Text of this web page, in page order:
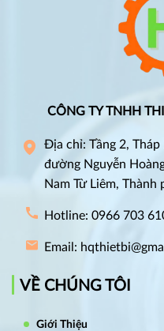
CÔNG TY TNHH
Địa chỉ: Tầng 2, Tháp
đường Nguyễn
Nam Từ Liêm, Thành
Hotline: 0966 703
Email:
VỀ CHÚNG TÔI
Giới Thiệu